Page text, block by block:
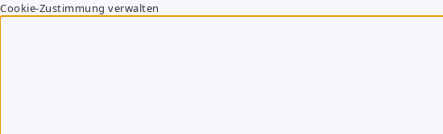
Cookie-Zustimmung verwalten